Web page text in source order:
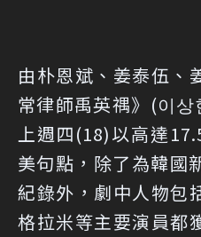
由朴恩斌、姜泰伍、
常律師禹英禑》(이
上週四(18)以高達
美句點，除了為韓國
紀錄外，劇中人物包
格拉米等主要演員都